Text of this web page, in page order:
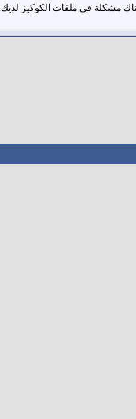
مشكلة فى ملفات الكوكيز لديك.